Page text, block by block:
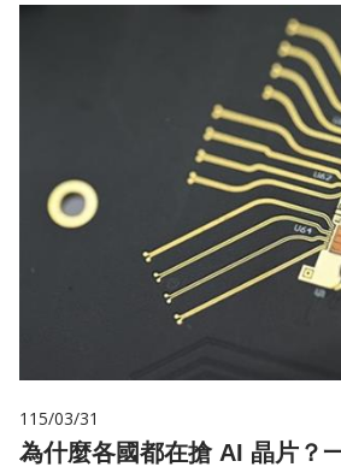
115/03/31
為什麼各國都在搶 AI 晶片？